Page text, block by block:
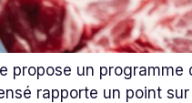
propose un
rapporte un point